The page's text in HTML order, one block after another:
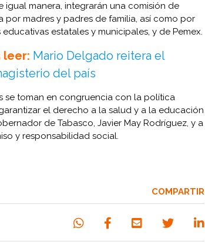
manera, integrarán una comisión de
madres y padres de familia, así como por
estatales y municipales, y de Pemex.
leer: Mario Delgado reitera el
del país
se toman en congruencia con la política
el derecho a la salud y a la educación
de Tabasco, Javier May Rodríguez, y a
y responsabilidad social.
COMPARTIR